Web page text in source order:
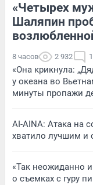
«Четырех
Шаляпин
8 часов 2 932 1
«Она крикнула:
у океана во
минуты пропажи
AI-AINA: Атака на
хватило лучшим и
«Так неожиданно
о съемках с гуру